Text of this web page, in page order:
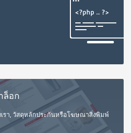
ล็อก
รา, วัสดุหลักประกันหรือโฆษณาสิ่งพิมพ์